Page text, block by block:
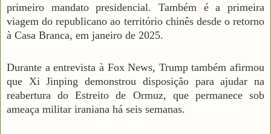
primeiro mandato presidencial. Também é a primeira
viagem do republicano ao território chinês desde o retorno
à Casa Branca, em janeiro de 2025.
Durante a entrevista à Fox News, Trump também afirmou
que Xi Jinping demonstrou disposição para ajudar na
reabertura do Estreito de Ormuz, que permanece sob
ameaça militar iraniana há seis semanas.